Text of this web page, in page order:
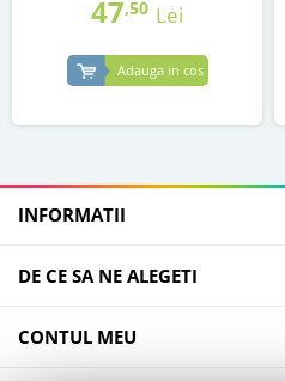
47,50 Lei
Adauga in cos
INFORMATII
DE CE SA NE ALEGETI
CONTUL MEU